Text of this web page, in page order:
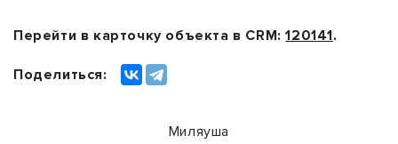
Перейти в карточку объекта в CRM:120141.
Поделиться:
Миляуша